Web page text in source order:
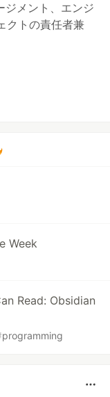
ジメント、エンジ
クトの責任者兼
Week
Read: Obsidian
programming